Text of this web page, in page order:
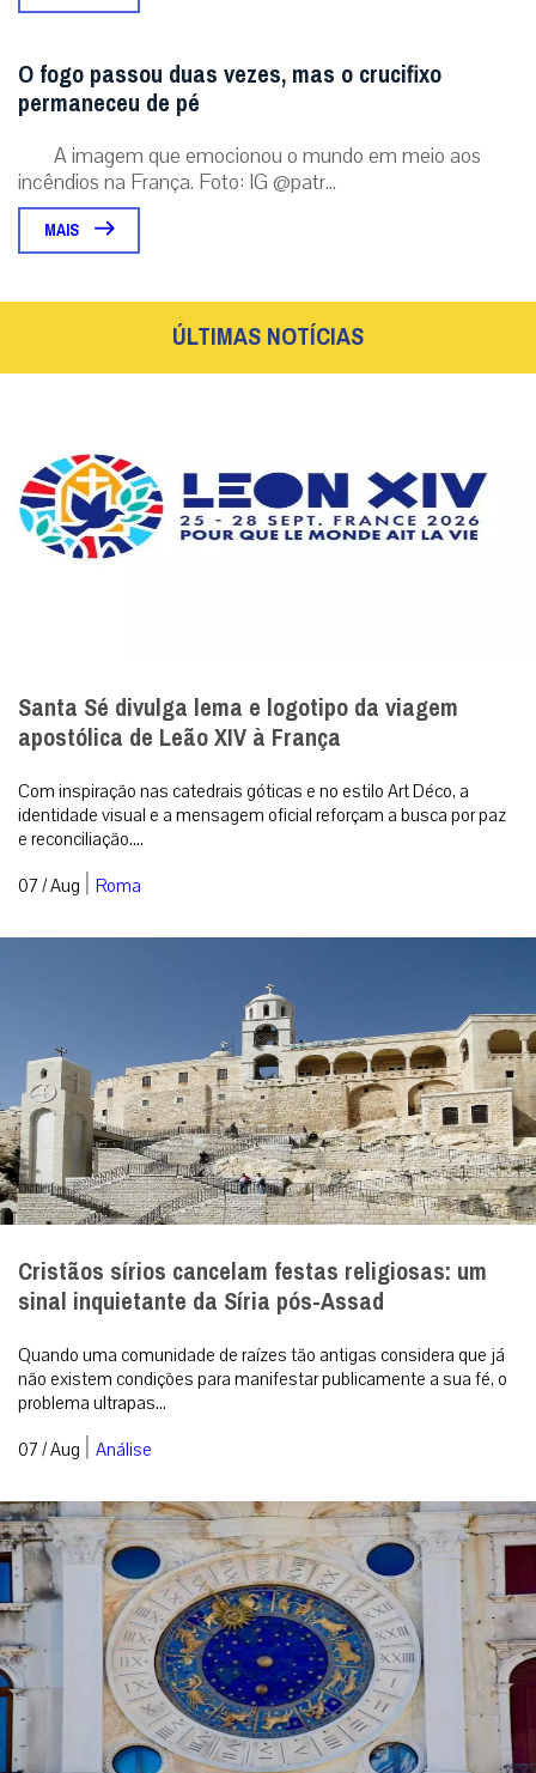
O fogo passou duas vezes, mas o crucifixo
permaneceu de pé
A imagem que emocionou o mundo em meio aos
incêndios na França. Foto: IG @patr...
MAIS
ÚLTIMAS NOTÍCIAS
Santa Sé divulga lema e logotipo da viagem
apostólica de Leão XIV à França
Com inspiração nas catedrais góticas e no estilo Art Déco, a
identidade visual e a mensagem oficial reforçam a busca por paz
e reconciliação....
07 / Aug | Roma
Cristãos sírios cancelam festas religiosas: um
sinal inquietante da Síria pós-Assad
Quando uma comunidade de raízes tão antigas considera que já
não existem condições para manifestar publicamente a sua fé, o
problema ultrapas...
07 / Aug | Análise